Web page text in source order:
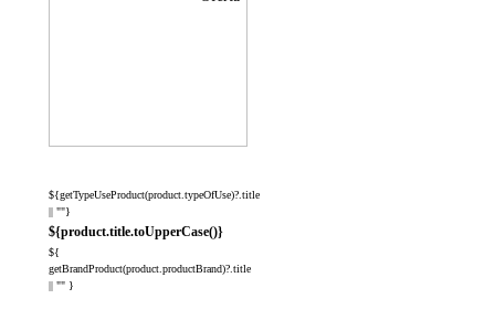
${getTypeUseProduct(product.typeOfUse)?.title
|| ""}
${product.title.toUpperCase()}
${
getBrandProduct(product.productBrand)?.title
|| "" }